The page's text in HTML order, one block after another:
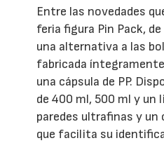
Entre las novedades
feria figura Pin Pack,
una alternativa a las
fabricada íntegramente
una cápsula de PP.
de 400 ml, 500 ml y un
paredes ultrafinas y un
que facilita su